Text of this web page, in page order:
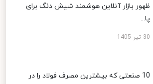
ظهور بازار آنلاین هوشمند شیش دنگ برای
پا...
30 تیر 1405
10 صنعتی که بیشترین مصرف فولاد را در